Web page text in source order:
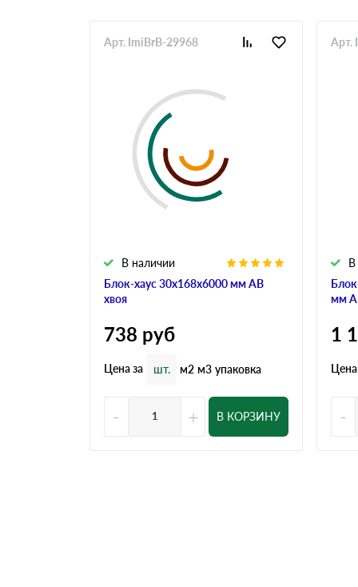
Блок-хаус 30x168x6000 мм АВ
хвоя
В наличии
Арт. ImiBrB-29968
738 руб
Цена за шт. м2 м3 упаковка
- + В КОРЗИНУ
мм
В
Арт.
1
Цена
-